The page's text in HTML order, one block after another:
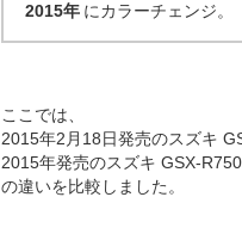
2015年 にカラーチェンジ。
ここでは、
2015年2月18日発売のスズキ
2015年発売のスズキ GSX-R750
の違いを比較しました。